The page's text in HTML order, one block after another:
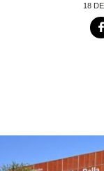
18